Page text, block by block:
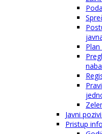
Javni
Pristup